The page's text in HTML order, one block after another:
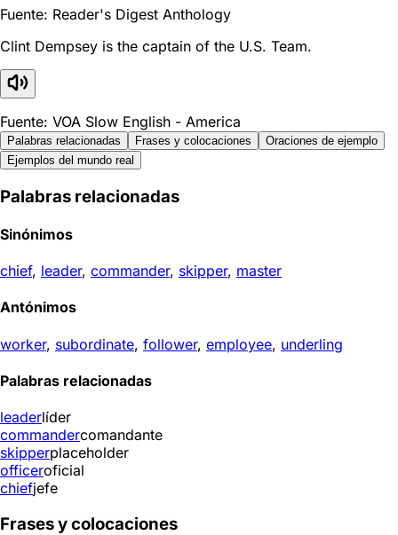
Fuente: Reader's Digest Anthology
Clint Dempsey is the captain of the U.S. Team.
Fuente: VOA Slow English - America
Palabras relacionadas Frases y colocaciones
Oraciones de ejemplo
Ejemplos del mundo real
Palabras relacionadas
Sinónimos
chief, leader, commander, skipper, master
Antónimos
worker, subordinate, follower, employee, underling
Palabras relacionadas
leaderlíder
commandercomandante
skipperplaceholder
officeroficial
chiefjefe
Frases y colocaciones